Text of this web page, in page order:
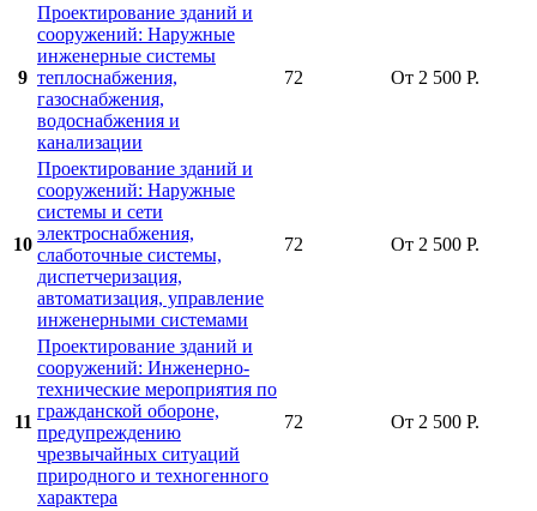
9
Проектирование зданий и
сооружений: Наружные
инженерные системы
теплоснабжения,
газоснабжения,
водоснабжения и
канализации
72 От 2 500 Р.
10
Проектирование зданий и
сооружений: Наружные
системы и сети
электроснабжения,
слаботочные системы,
диспетчеризация,
автоматизация, управление
инженерными системами
72 От 2 500 Р.
11
Проектирование зданий и
сооружений: Инженерно-
технические мероприятия по
гражданской обороне,
предупреждению
чрезвычайных ситуаций
природного и техногенного
характера
72 От 2 500 Р.